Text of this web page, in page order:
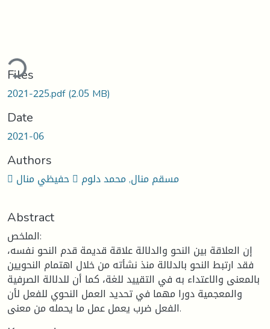
Files
2021-225.pdf(2.05 MB)
Date
2021-06
Authors
 حفيظي منال  مسقم منال, محمد دلوم
Abstract
الملخص:
إن العلاقة بين النحو والدلالة علاقة قديمة قدم النحو نفسه،
فقد ارتبط النحو بالدلالة منذ نشأته من خلال اهتمام النحويين
بالمعنى والاعتداء به في التقييد للغة، كما أن للدلالة الصرفية
والمعجمية دورا مهما في تحديد العمل النحوي للفعل لأن
الفعل ضرب يعمل عمل ما يحمله من معنى.